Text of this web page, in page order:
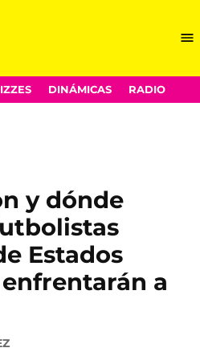
DINÁMICAS RADIO
y dónde
Estados
a